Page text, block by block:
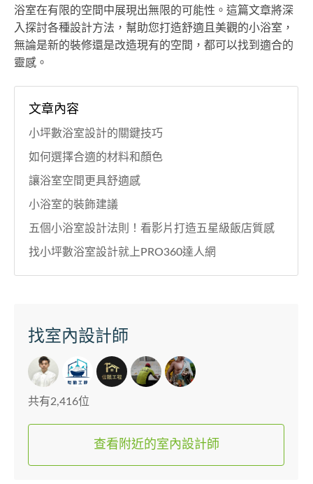
浴室在有限的空間中展現出無限的可能性。這篇文章將深
入探討各種設計方法，幫助您打造舒適且美觀的小浴室，
無論是新的裝修還是改造現有的空間，都可以找到適合的
靈感。
文章內容
小坪數浴室設計的關鍵技巧
如何選擇合適的材料和顏色
讓浴室空間更具舒適感
小浴室的裝飾建議
五個小浴室設計法則！看影片打造五星級飯店質感
找小坪數浴室設計就上PRO360達人網
找室內設計師
共有2,416位
查看附近的室內設計師